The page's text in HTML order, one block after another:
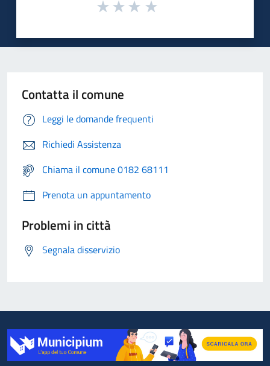
Contatta il comune
Leggi le domande frequenti
Richiedi Assistenza
Chiama il comune 0182 68111
Prenota un appuntamento
Problemi in città
Segnala disservizio